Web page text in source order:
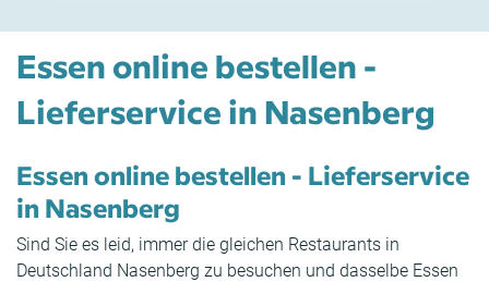
Essen online bestellen -
Lieferservice in Nasenberg
Essen online bestellen - Lieferservice
in Nasenberg
Sind Sie es leid, immer die gleichen Restaurants in
Deutschland Nasenberg zu besuchen und dasselbe Essen